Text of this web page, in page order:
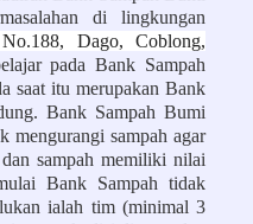
di lingkungan
Dago, Coblong,
pada Bank Sampah
saat itu merupakan Bank
Bank Sampah Bumi
mengurangi sampah agar
sampah memiliki nilai
Bank Sampah tidak
ialah tim (minimal 3